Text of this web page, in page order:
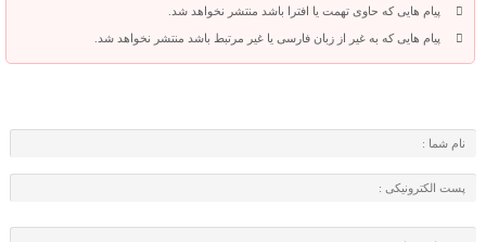
پیام هایی که حاوی تهمت یا افترا باشد منتشر نخواهد شد.
پیام هایی که به غیر از زبان فارسی یا غیر مرتبط باشد منتشر نخواهد شد.